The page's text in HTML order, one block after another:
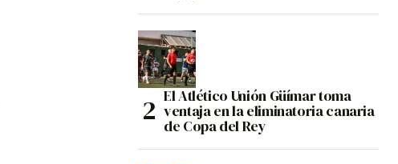
El Atlético Unión Güímar toma
ventaja en la eliminatoria canaria
de Copa del Rey